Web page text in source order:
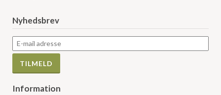
Nyhedsbrev
Information